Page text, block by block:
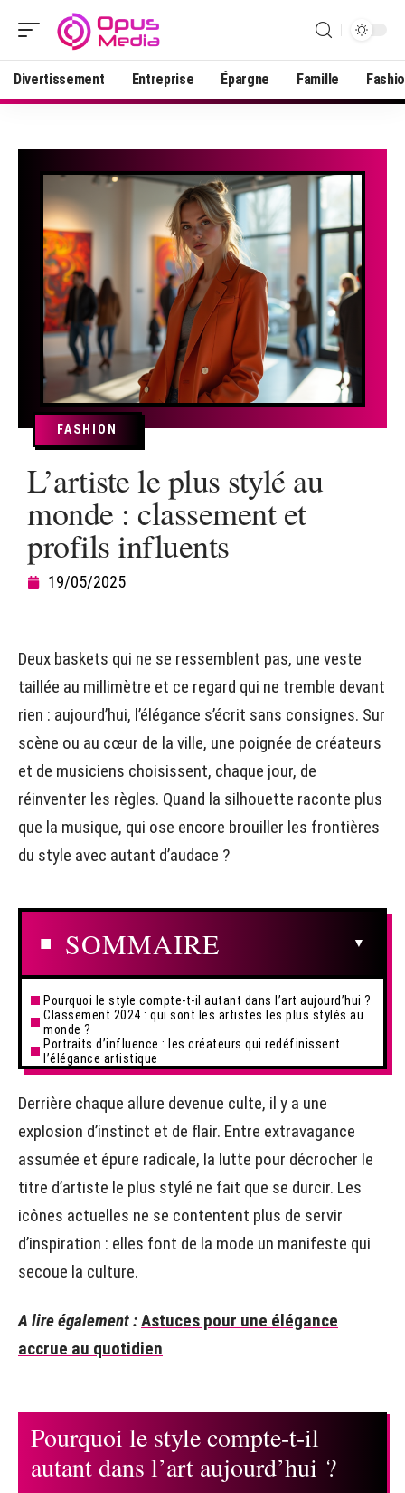
Divertissement Entreprise Épargne Famille
FASHION
L’artiste le plus stylé au
monde : classement et
profils influents
19/05/2025
Deux baskets qui ne se ressemblent pas, une veste
taillée au millimètre et ce regard qui ne tremble devant
rien : aujourd’hui, l’élégance s’écrit sans consignes. Sur
scène ou au cœur de la ville, une poignée de créateurs
et de musiciens choisissent, chaque jour, de
réinventer les règles. Quand la silhouette raconte plus
que la musique, qui ose encore brouiller les frontières
du style avec autant d’audace ?
SOMMAIRE
Pourquoi le style compte-t-il autant dans l’art aujourd’hui ?
Classement 2024 : qui sont les artistes les plus stylés au
monde ?
Portraits d’influence : les créateurs qui redéfinissent
l’élégance artistique
Derrière chaque allure devenue culte, il y a une
explosion d’instinct et de flair. Entre extravagance
assumée et épure radicale, la lutte pour décrocher le
titre d’artiste le plus stylé ne fait que se durcir. Les
icônes actuelles ne se contentent plus de servir
d’inspiration : elles font de la mode un manifeste qui
secoue la culture.
A lire également :Astuces pour une élégance
accrue au quotidien
Pourquoi le style compte-t-il
autant dans l’art aujourd’hui ?